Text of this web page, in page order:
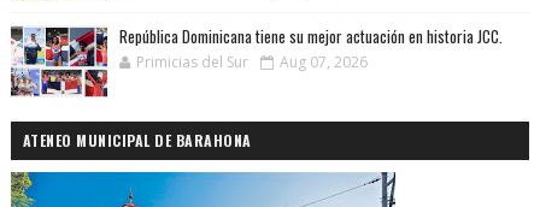
República Dominicana tiene su mejor actuación en historia JCC.
Primicias del Sur Aug 07, 2026
ATENEO MUNICIPAL DE BARAHONA